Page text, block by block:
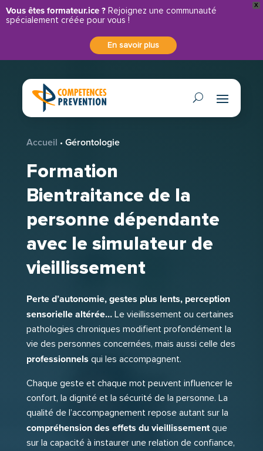
X
Vous êtes formateur.ice ? Rejoignez une communauté
spécialement créée pour vous !
En savoir plus
Accueil • Gérontologie
Formation
Bientraitance de la
personne dépendante
avec le simulateur de
vieillissement
Perte d’autonomie, gestes plus lents, perception
sensorielle altérée…Le vieillissement ou certaines
pathologies chroniques modifient profondément la
vie des personnes concernées, mais aussi celle des
professionnels qui les accompagnent.
Chaque geste et chaque mot peuvent influencer le
confort, la dignité et la sécurité de la personne. La
qualité de l’accompagnement repose autant sur la
compréhension des effets du vieillissementque
sur la capacité à instaurer une relation de confiance,
Panneau de gestion des cookies